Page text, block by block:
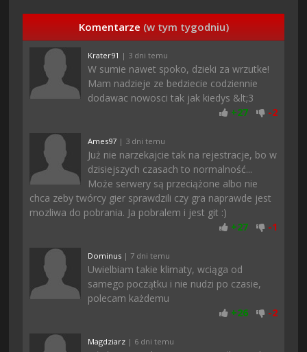
Komentarze (w tym tygodniu)
Krater91 | 3 dni temu
W sumie nawet spoko, dzieki za wrzutke!
Mam nadzieje ze bedziecie codziennie
dodawac nowosci tak jak kiedys &lt;3
+27 -2
Ames97 | 3 dni temu
Już nie narzekajcie tak na rejestracje, bo w
dzisiejszych czasach to normalność...
Może serwery są przeciążone albo nie
chca zeby twórcy gier sprawdzili czy gra naprawde jest
mozliwa do pobrania. Ja pobralem i jest git :)
+27 -1
Dominus | 7 dni temu
Uwielbiam takie klimaty, wciąga od
samego początku i nie nudzi po czasie,
polecam każdemu
+26 -2
Magdziarz | 6 dni temu